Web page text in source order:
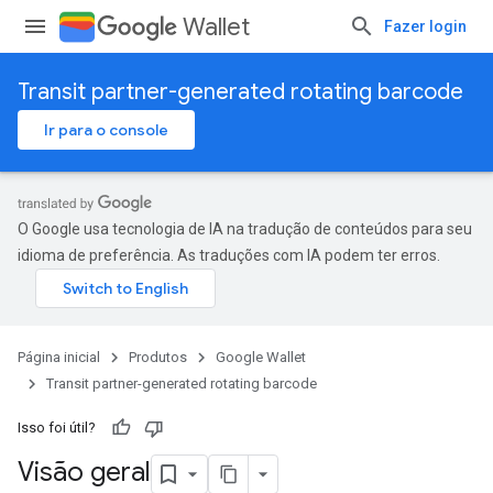
Wallet Fazer login
Transit partner-generated rotating barcode
Ir para o console
O Google usa tecnologia de IA na tradução de conteúdos para seu
idioma de preferência. As traduções com IA podem ter erros.
Página inicial Produtos
Google Wallet
Transit partner-generated rotating barcode
Isso foi útil?
Visão geral